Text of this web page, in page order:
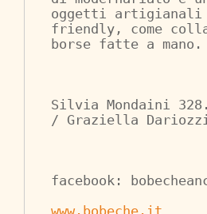
oggetti artigianali
friendly, come
borse fatte a mano.
Silvia Mondaini
/ Graziella Dariozzi
facebook: